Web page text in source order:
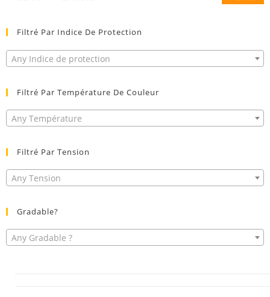
Filtré Par Indice De Protection
Any Indice de protection
Filtré Par Température De Couleur
Any Température
Filtré Par Tension
Any Tension
Gradable?
Any Gradable ?